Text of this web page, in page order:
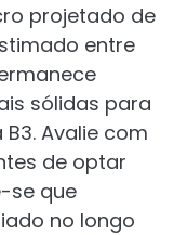
projetado de
entre
sólidas para
Avalie com
de optar
se que
no longo